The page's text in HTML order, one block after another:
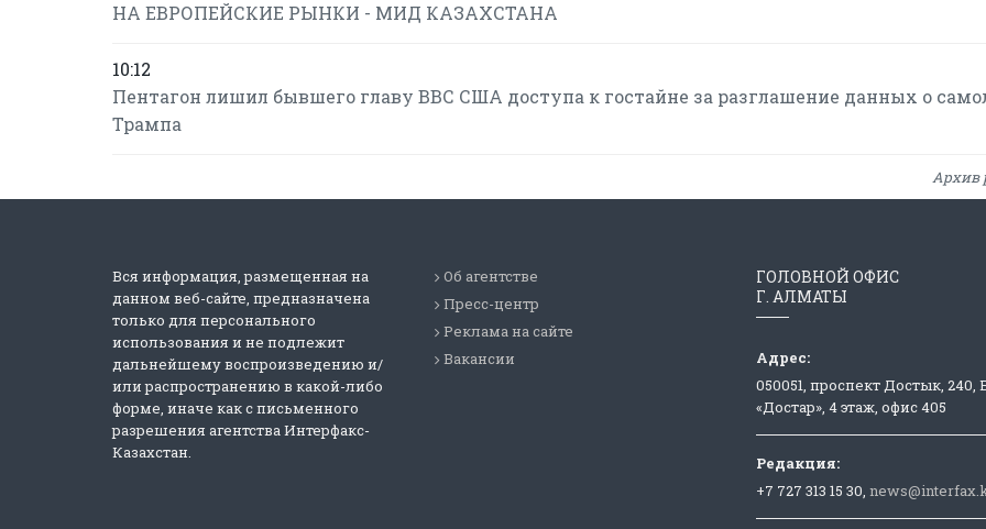
НА ЕВРОПЕЙСКИЕ РЫНКИ - МИД КАЗАХСТАНА
10:12
Пентагон лишил бывшего главу ВВС США доступа к гостайне за разглашение данных о
Трампа
Архив
Вся информация, размещенная на
данном веб-сайте, предназначена
только для персонального
использования и не подлежит
дальнейшему воспроизведению и/
или распространению в какой-либо
форме, иначе как с письменного
разрешения агентства Интерфакс-
Казахстан.
Об агентстве
Пресс-центр
Реклама на сайте
Вакансии
ГОЛОВНОЙ ОФИС
Г. АЛМАТЫ
Адрес:
050051, проспект Достык, 240,
«Достар», 4 этаж, офис 405
Редакция:
+7 727 313 15 30,